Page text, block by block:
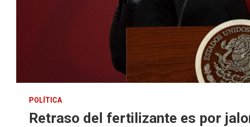
POLÍTICA
Retraso del fertilizante es por